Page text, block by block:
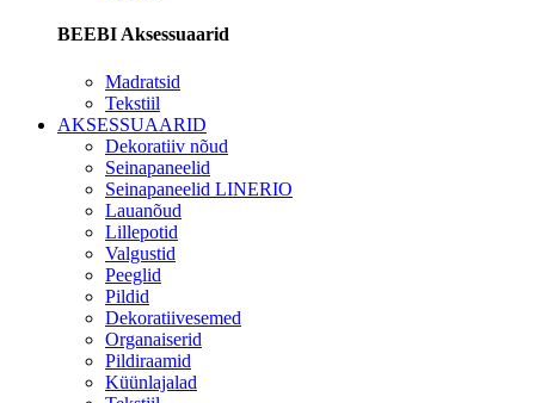
BEEBI Aksessuaarid
Madratsid
Tekstiil
AKSESSUAARID
Dekoratiiv nõud
Seinapaneelid
Seinapaneelid LINERIO
Lauanõud
Lillepotid
Valgustid
Peeglid
Pildid
Dekoratiivesemed
Organaiserid
Pildiraamid
Küünlajalad